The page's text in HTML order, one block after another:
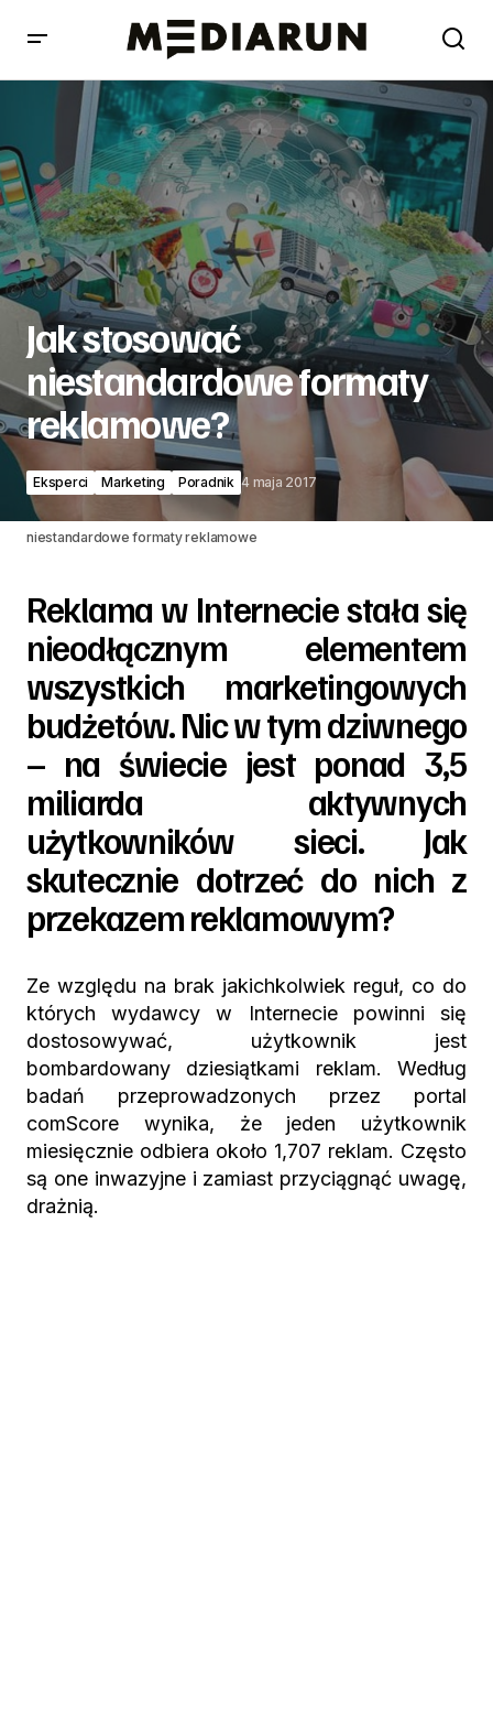
Jak stosować niestandardowe formaty reklamowe?
Jak stosować
niestandardowe formaty
reklamowe?
Eksperci Marketing Poradnik 4 maja 2017
niestandardowe formaty reklamowe
Reklama w Internecie stała się
nieodłącznym elementem
wszystkich marketingowych
budżetów. Nic w tym dziwnego
– na świecie jest ponad 3,5
miliarda aktywnych
użytkowników sieci. Jak
skutecznie dotrzeć do nich z
przekazem reklamowym?
Ze względu na brak jakichkolwiek reguł, co do
których wydawcy w Internecie powinni się
dostosowywać, użytkownik jest
bombardowany dziesiątkami reklam. Według
badań przeprowadzonych przez portal
comScore wynika, że jeden użytkownik
miesięcznie odbiera około 1,707 reklam. Często
są one inwazyjne i zamiast przyciągnąć uwagę,
drażnią.